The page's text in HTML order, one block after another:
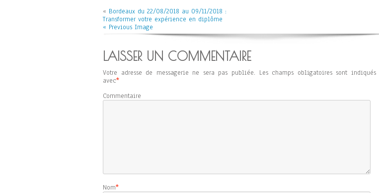
« Bordeaux du 22/08/2018 au 09/11/2018 :
Transformer votre expérience en diplôme
« Previous Image
LAISSER UN COMMENTAIRE
Votre adresse de messagerie ne sera pas publiée. Les champs obligatoires sont indiqués
avec*
Commentaire
Nom*